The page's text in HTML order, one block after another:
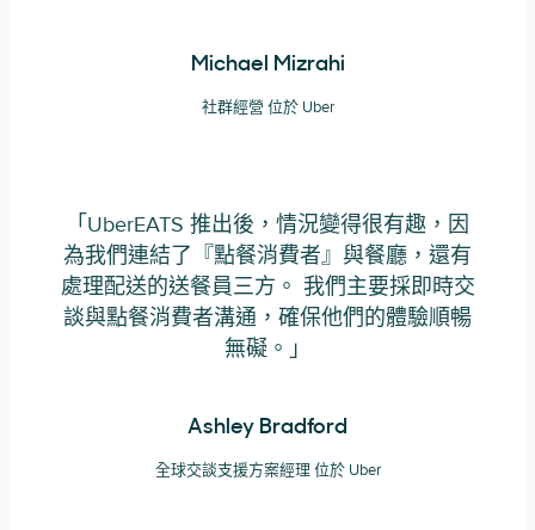
Michael Mizrahi
社群經營 位於 Uber
「UberEATS 推出後，情況變得很有趣，因
為我們連結了『點餐消費者』與餐廳，還有
處理配送的送餐員三方。 我們主要採即時交
談與點餐消費者溝通，確保他們的體驗順暢
無礙。」
Ashley Bradford
全球交談支援方案經理 位於 Uber